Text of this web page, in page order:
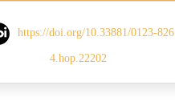
https://doi.org/10.33881/0123-826
4.hop.22202